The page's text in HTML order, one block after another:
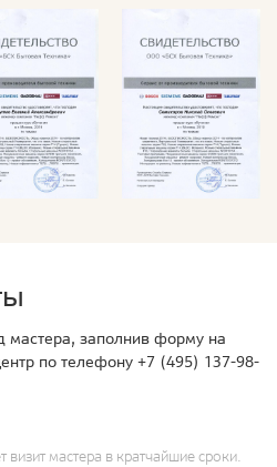
заполнив форму на
по телефону +7 (495) 137-98-
визит мастера в кратчайшие сроки.